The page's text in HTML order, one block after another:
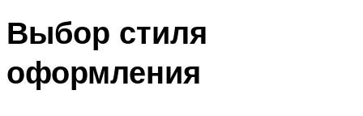
Выбор стиля
оформления